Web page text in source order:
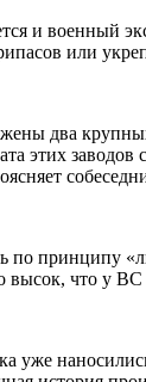
и военный
или
два
этих
по принципу
что у ВС
уже